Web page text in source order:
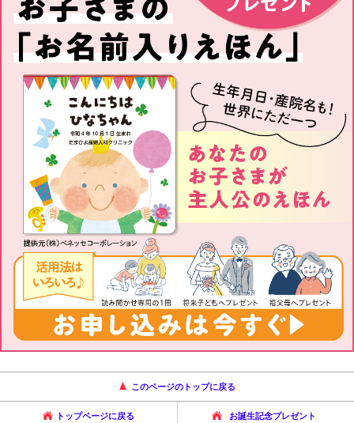
このページのトップに戻る
トップページに戻る
お誕生記念プレゼント